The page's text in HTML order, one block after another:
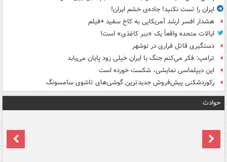
ایران را تست نکنید! جاده‌ی خشم ایران!
هشدار افسر ارشد آمریکایی به کاخ سفید +فیلم
ایالات متحده واقعاً یک «ببر کاغذی» است!
دستگیری قاتل فراری در نوشهر
ترامپ: فکر می‌کنم جنگ با ایران خیلی زود پایان می‌یابد
این دیپلماسی نمایشی، شکست خورده است
رکوردشکنی پیش‌فروش جدیدترین گوشی‌های تاشوی سامسونگ
حوادث